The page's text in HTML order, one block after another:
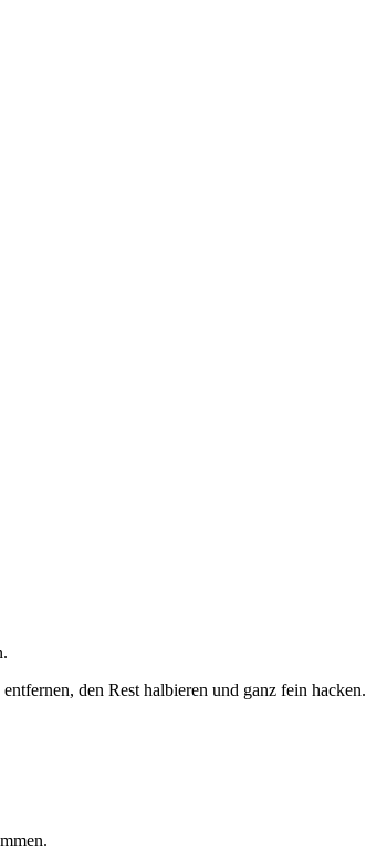
den Rest halbieren und ganz fein hacken.